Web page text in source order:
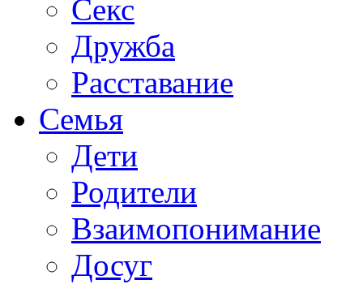
Секс
Дружба
Расставание
Семья
Дети
Родители
Взаимопонимание
Досуг